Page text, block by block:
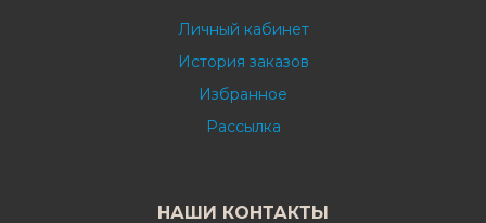
Личный кабинет
История заказов
Избранное
Рассылка
НАШИ КОНТАКТЫ